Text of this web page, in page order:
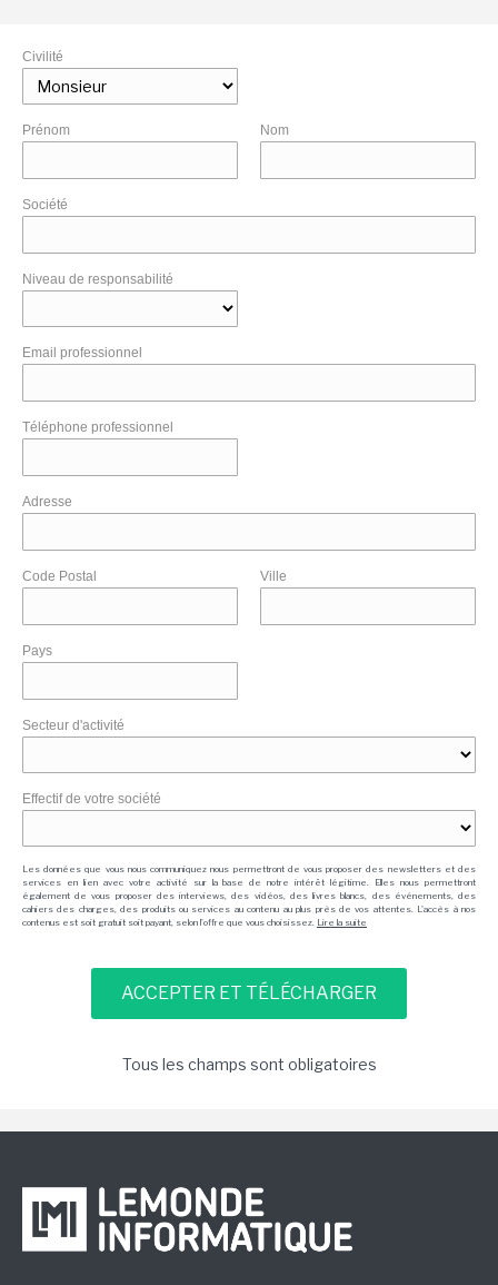
Civilité
Prénom Nom
Société
Niveau de responsabilité
Email professionnel
Téléphone professionnel
Adresse
Code Postal Ville
Pays
Secteur d'activité
Effectif de votre société
Les données que vous nous communiquez nous permettront de vous proposer des newsletters et des
services en lien avec votre activité sur la base de notre intérêt légitime. Elles nous permettront
également de vous proposer des interviews, des vidéos, des livres blancs, des événements, des
cahiers des charges, des produits ou services au contenu au plus près de vos attentes. L'accès à nos
contenus est soit gratuit soit payant, selon l'offre que vous choisissez. Lire la suite
Tous les champs sont obligatoires